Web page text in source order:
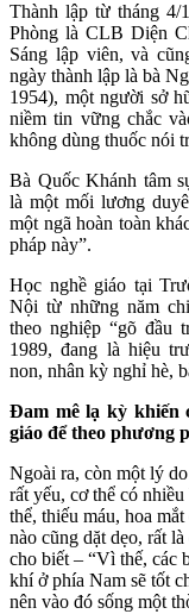
Thành lập từ tháng
Phòng là CLB Diện
Sáng lập viên, và
ngày thành lập là bà
1954), một người sở
niềm tin vững chắc
không dùng thuốc nói
Bà Quốc Khánh tâm
là một mối lương
một ngã hoàn toàn
pháp này”.
Học nghề giáo tại
Nội từ những năm
theo nghiệp “gõ đầu
1989, đang là hiệu
non, nhân kỳ nghỉ hè,
Đam mê lạ kỳ khiến
giáo để theo phương
Ngoài ra, còn một lý
rất yếu, cơ thể có
thể, thiếu máu, hoa
nào cũng dặt dẹo, rất
cho biết – “Vì thế, các
khí ở phía Nam sẽ tốt
nên vào đó sống một